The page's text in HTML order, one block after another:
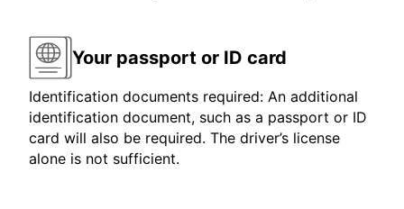
Your passport or ID card
Identification documents required: An additional
identification document, such as a passport or ID
card will also be required. The driver’s license
alone is not sufficient.